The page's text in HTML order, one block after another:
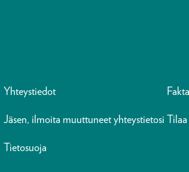
Yhteystiedot
Jäsen, ilmoita muuttuneet yhteystietosi
Tietosuoja